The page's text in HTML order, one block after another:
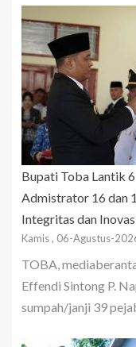
Bupati Toba Lantik
Admistrator 16 dan
Integritas dan
Kamis , 06-Agustus-
TOBA,
Effendi Sintong P.
sumpah/janji 39